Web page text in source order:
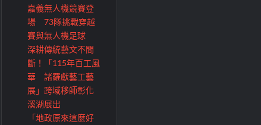
嘉義無人機競賽登
場 73隊挑戰穿越
賽與無人機足球
深耕傳統藝文不間
斷！「115年百工風
華 諸羅獻藝工藝
展」跨域移師彰化
溪湖展出
「地政原來這麼好